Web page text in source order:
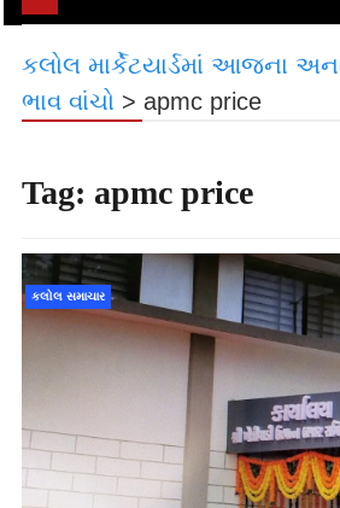
navigation
કલોલ માર્કેટયાર્ડમાં આજના
ભાવ વાંચો > apmc price
Tag: apmc price
કલોલ સમાચાર